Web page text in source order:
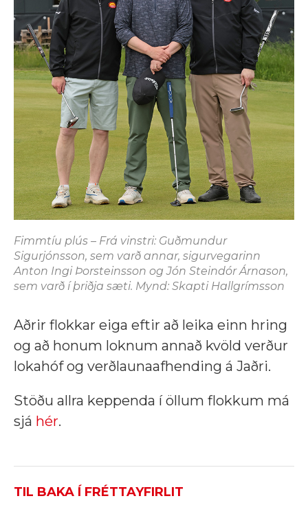
Fimmtíu plús – Frá vinstri: Guðmundur
Sigurjónsson, sem varð annar, sigurvegarinn
Anton Ingi Þorsteinsson og Jón Steindór Árnason,
sem varð í þriðja sæti. Mynd: Skapti Hallgrímsson
Aðrir flokkar eiga eftir að leika einn hring
og að honum loknum annað kvöld verður
lokahóf og verðlaunaafhending á Jaðri.
Stöðu allra keppenda í öllum flokkum má
sjá hér.
TIL BAKA Í FRÉTTAYFIRLIT